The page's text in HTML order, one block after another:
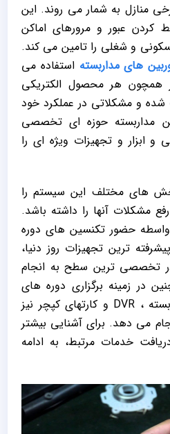
منازل به شمار می روند. این
عبور و مرورهای اماکن
و شغلی را تامین می کند.
های مداربسته استفاده می
همچون هر محصول الکتریکی
و مشکلاتی در عملکرد خود
مداربسته حوزه ای تخصصی
ابزار و تجهیزات ویژه ای را
های مختلف این سیستم را
مشکلات آنها را داشته باشد.
واسطه حضور تکنسین های دوره
ترین تجهیزات روز دنیا،
تخصصی ترین سطح به انجام
در زمینه برگزاری دوره های
آموزش تعمیر دوربین مداربسته ، DVR و کارتهای کپچر نیز
می دهد. برای آشنایی بیشتر
خدمات مرتبط، به ادامه